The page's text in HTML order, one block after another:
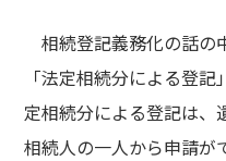
相続登記義務化の話の
「法定相続分による登
定相続分による登記は、
相続人の一人から申請が